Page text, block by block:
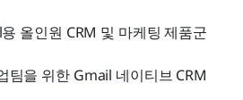
올인원 CRM 및 마케팅 제품군
팀을 위한 Gmail 네이티브 CRM